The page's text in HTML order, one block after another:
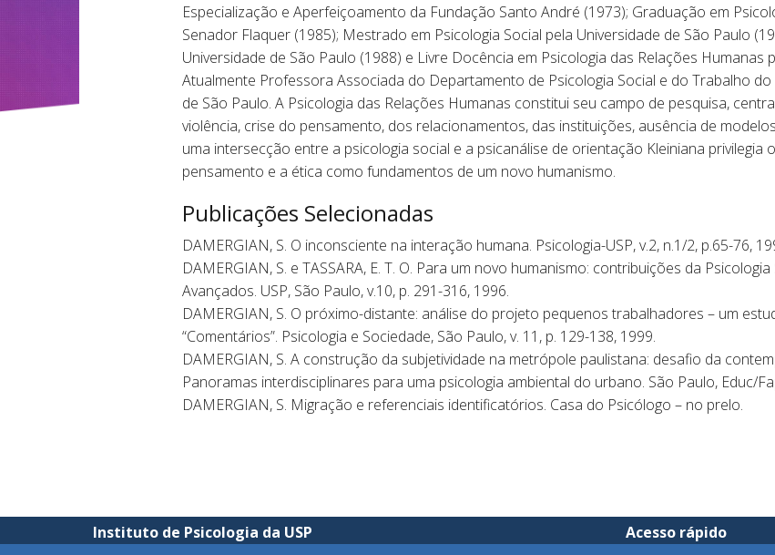
Especialização e Aperfeiçoamento da Fundação Santo André (1973); Graduação em
Senador Flaquer (1985); Mestrado em Psicologia Social pela Universidade de São Paulo
Universidade de São Paulo (1988) e Livre Docência em Psicologia das Relações Humanas
Atualmente Professora Associada do Departamento de Psicologia Social e do Trabalho
de São Paulo. A Psicologia das Relações Humanas constitui seu campo de pesquisa,
violência, crise do pensamento, dos relacionamentos, das instituições, ausência de
uma intersecção entre a psicologia social e a psicanálise de orientação Kleiniana privilegia
pensamento e a ética como fundamentos de um novo humanismo.
Publicações Selecionadas
DAMERGIAN, S. O inconsciente na interação humana. Psicologia-USP, v.2, n.1/2, p.65-76,
DAMERGIAN, S. e TASSARA, E. T. O. Para um novo humanismo: contribuições da
Avançados. USP, São Paulo, v.10, p. 291-316, 1996.
DAMERGIAN, S. O próximo-distante: análise do projeto pequenos trabalhadores – um
“Comentários”. Psicologia e Sociedade, São Paulo, v. 11, p. 129-138, 1999.
DAMERGIAN, S. A construção da subjetividade na metrópole paulistana: desafio da
Panoramas interdisciplinares para uma psicologia ambiental do urbano. São Paulo, Educ/
DAMERGIAN, S. Migração e referenciais identificatórios. Casa do Psicólogo – no prelo.
Instituto de Psicologia da USP Acesso rápido